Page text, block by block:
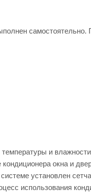
самостоятельно.
и
окна и
установлен
использования